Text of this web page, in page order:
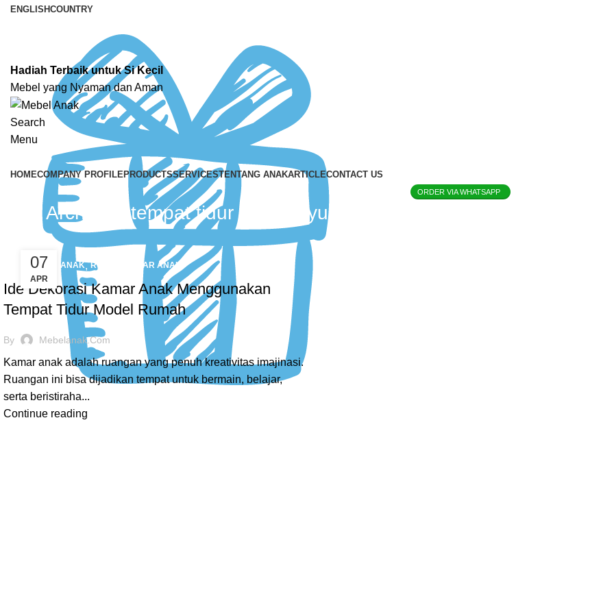
ENGLISHCOUNTRY
Hadiah Terbaik untuk Si Kecil
Mebel yang Nyaman dan Aman
Search
Menu
HOMECOMPANY PROFILEPRODUCTSSERVICESTENTANG ANAKARTICLECONTACT US
ORDER VIA WHATSAPP
Tag Archives: tempat tidur anak kayu model rumah
07
APR
FURNITURE ANAK,RUANG KAMAR ANAK
Ide Dekorasi Kamar Anak Menggunakan
Tempat Tidur Model Rumah
By Mebelanak.com
Kamar anak adalah ruangan yang penuh kreativitas imajinasi.
Ruangan ini bisa dijadikan tempat untuk bermain, belajar,
serta beristiraha...
Continue reading